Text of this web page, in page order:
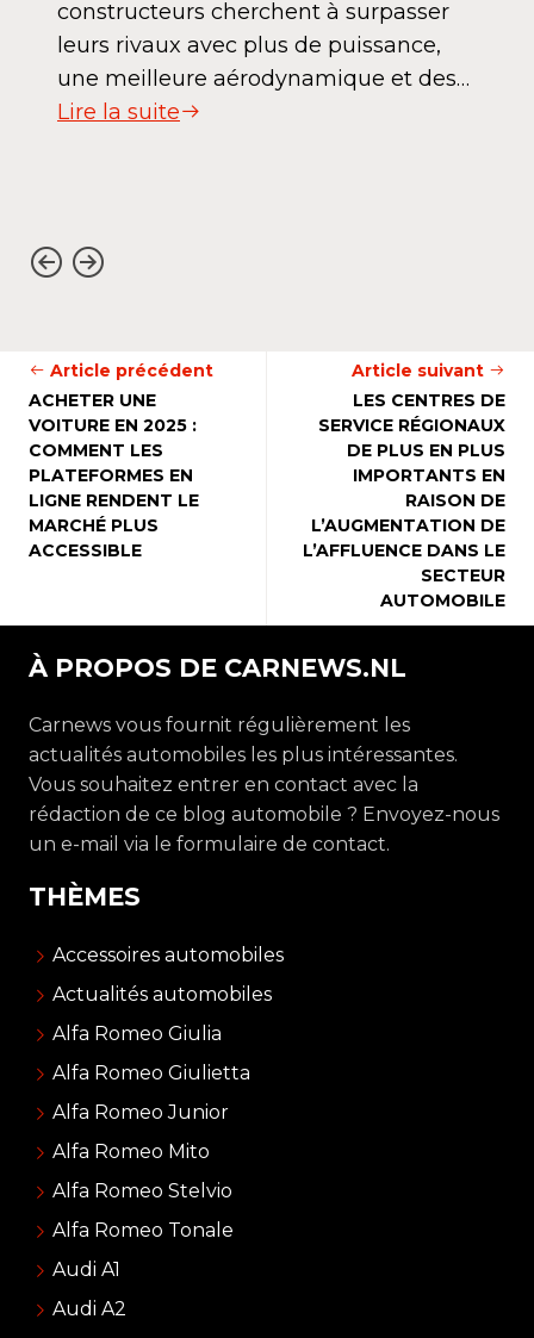
constructeurs cherchent à surpasser
leurs rivaux avec plus de puissance,
une meilleure aérodynamique et des…
Lire la suite
Article précédent
ACHETER UNE
VOITURE EN 2025 :
COMMENT LES
PLATEFORMES EN
LIGNE RENDENT LE
MARCHÉ PLUS
ACCESSIBLE
Article suivant
LES CENTRES DE
SERVICE RÉGIONAUX
DE PLUS EN PLUS
IMPORTANTS EN
RAISON DE
L’AUGMENTATION DE
L’AFFLUENCE DANS LE
SECTEUR
AUTOMOBILE
À PROPOS DE CARNEWS.NL
Carnews vous fournit régulièrement les
actualités automobiles les plus intéressantes.
Vous souhaitez entrer en contact avec la
rédaction de ce blog automobile ? Envoyez-nous
un e-mail via le formulaire de contact.
THÈMES
Accessoires automobiles
Actualités automobiles
Alfa Romeo Giulia
Alfa Romeo Giulietta
Alfa Romeo Junior
Alfa Romeo Mito
Alfa Romeo Stelvio
Alfa Romeo Tonale
Audi A1
Audi A2